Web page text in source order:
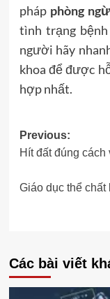
pháp phòng
tình trạng
người hãy
khoa để được
hợp nhất.
Post
Previous:
Hít đất đúng
Giáo dục thể
Các bài viết